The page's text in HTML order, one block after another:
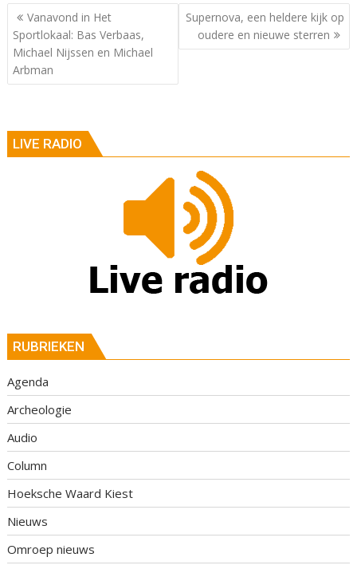
Berichtnavigatie
Vanavond in Het
Sportlokaal: Bas Verbaas,
Michael Nijssen en Michael
Arbman
Supernova, een heldere kijk op
oudere en nieuwe sterren
LIVE RADIO
RUBRIEKEN
Agenda
Archeologie
Audio
Column
Hoeksche Waard Kiest
Nieuws
Omroep nieuws